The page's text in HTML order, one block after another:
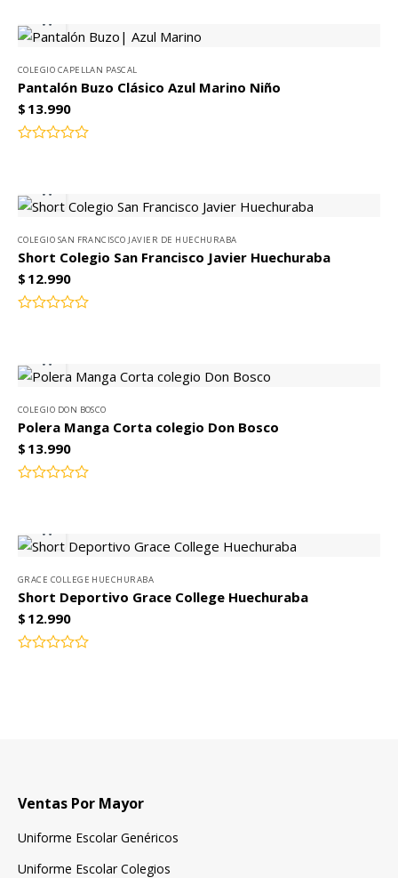
COLEGIO CAPELLAN PASCAL
Pantalón Buzo Clásico Azul Marino Niño
de
5
$ 13.990
COLEGIO SAN FRANCISCO JAVIER DE HUECHURABA
Short Colegio San Francisco Javier Huechuraba
de
5
$ 12.990
COLEGIO DON BOSCO
Polera Manga Corta colegio Don Bosco
de
5
$ 13.990
GRACE COLLEGE HUECHURABA
Short Deportivo Grace College Huechuraba
$ 12.990
Ventas Por Mayor
Uniforme Escolar Genéricos
Uniforme Escolar Colegios